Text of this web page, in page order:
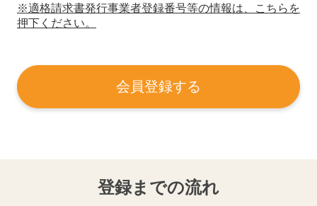
※適格請求書発行事業者登録番号等の情報は、こちらを
押下ください。
会員登録する
登録までの流れ